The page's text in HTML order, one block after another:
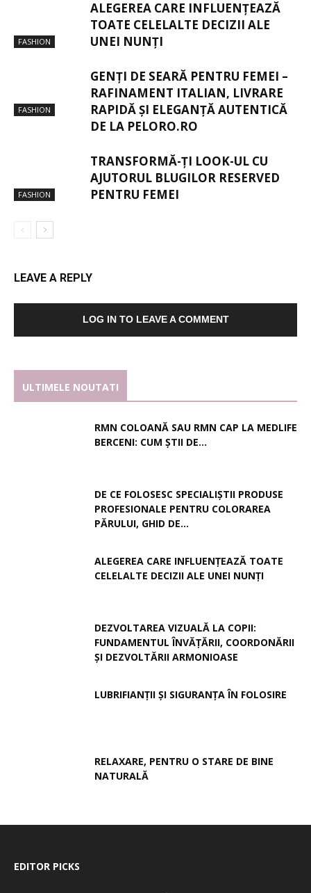
FASHION
ALEGEREA CARE INFLUENȚEAZĂ
TOATE CELELALTE DECIZII ALE
UNEI NUNȚI
FASHION
GENȚI DE SEARĂ PENTRU FEMEI –
RAFINAMENT ITALIAN, LIVRARE
RAPIDĂ ȘI ELEGANȚĂ AUTENTICĂ
DE LA PELORO.RO
FASHION
TRANSFORMĂ-ȚI LOOK-UL CU
AJUTORUL BLUGILOR RESERVED
PENTRU FEMEI
LEAVE A REPLY
LOG IN TO LEAVE A COMMENT
ULTIMELE NOUTATI
RMN COLOANĂ SAU RMN CAP LA MEDLIFE
BERCENI: CUM ȘTII DE...
DE CE FOLOSESC SPECIALIȘTII PRODUSE
PROFESIONALE PENTRU COLORAREA
PĂRULUI, GHID DE...
ALEGEREA CARE INFLUENȚEAZĂ TOATE
CELELALTE DECIZII ALE UNEI NUNȚI
DEZVOLTAREA VIZUALĂ LA COPII:
FUNDAMENTUL ÎNVĂȚĂRII, COORDONĂRII
ȘI DEZVOLTĂRII ARMONIOASE
LUBRIFIANȚII ȘI SIGURANȚA ÎN FOLOSIRE
RELAXARE, PENTRU O STARE DE BINE
NATURALĂ
EDITOR PICKS